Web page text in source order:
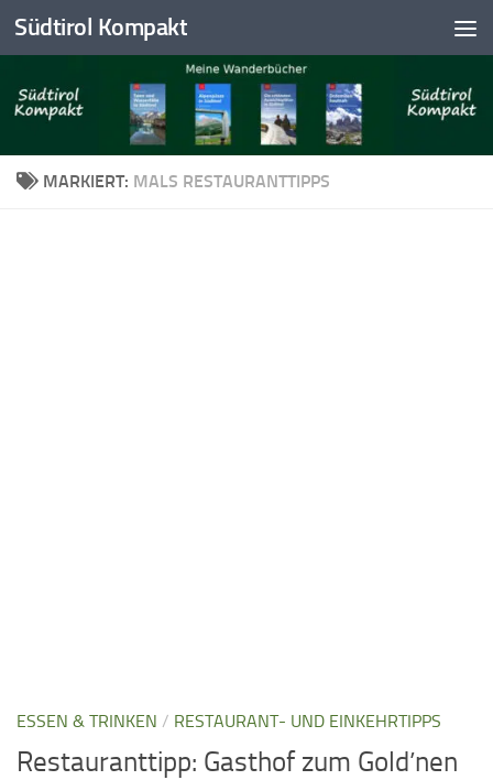
Skip to content
Südtirol Kompakt
MARKIERT: MALS RESTAURANTTIPPS
ESSEN & TRINKEN / RESTAURANT- UND EINKEHRTIPPS
Restauranttipp: Gasthof zum Gold’nen